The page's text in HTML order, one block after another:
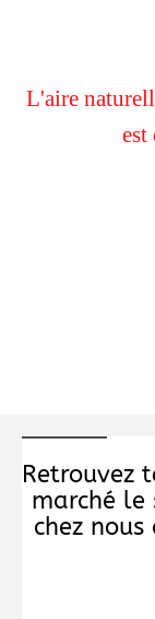
L'aire
est
Retrouvez
marché le
chez